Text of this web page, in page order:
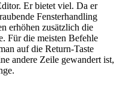
Er bietet viel. Da er
Fensterhandling
erhöhen zusätzlich die
Für die meisten Befehle
auf die Return-Taste
andere Zeile gewandert ist,